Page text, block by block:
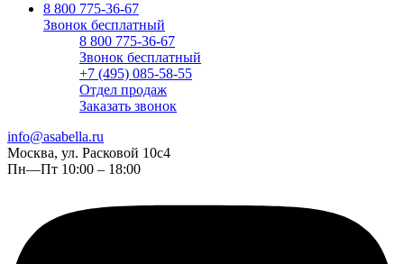
8 800 775-36-67
Звонок бесплатный
8 800 775-36-67
Звонок бесплатный
+7 (495) 085-58-55
Отдел продаж
Заказать звонок
info@asabella.ru
Москва, ул. Расковой 10с4
Пн—Пт 10:00 – 18:00